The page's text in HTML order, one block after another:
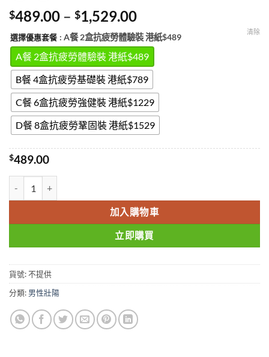
$489.00 – $1,529.00Price
range:
$489.00
through
$1,529.00
選擇優惠套餐 : A餐 2盒抗疲勞體驗裝 港紙$489
A餐 2盒抗疲勞體驗裝 港紙$489
B餐 4盒抗疲勞基礎裝 港紙$789
C餐 6盒抗疲勞強健裝 港紙$1229
D餐 8盒抗疲勞鞏固裝 港紙$1529
清除
$489.00
加入購物車
立即購買
貨號:不提供
分類: 男性壯陽